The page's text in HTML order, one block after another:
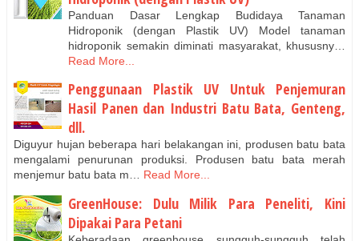
Panduan Dasar Lengkap Budidaya Tanaman
Hidroponik (dengan Plastik UV) Model tanaman
hidroponik semakin diminati masyarakat, khususny…
Read More...
Penggunaan Plastik UV Untuk Penjemuran
Hasil Panen dan Industri Batu Bata, Genteng,
dll.
Diguyur hujan beberapa hari belakangan ini, produsen batu bata
mengalami penurunan produksi. Produsen batu bata merah
menjemur batu bata m…
Read More...
GreenHouse: Dulu Milik Para Peneliti, Kini
Dipakai Para Petani